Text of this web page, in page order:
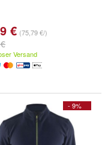
€ (75,79 €/)
Versand
- 9%